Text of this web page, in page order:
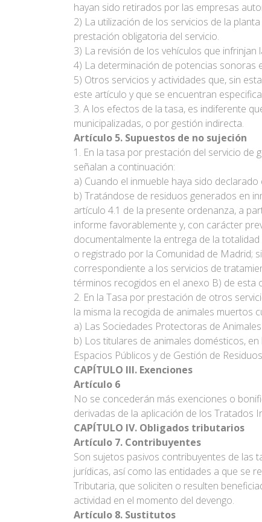
hayan sido retirados por las empresas
2) La utilización de los servicios de la
prestación obligatoria del servicio.
3) La revisión de los vehículos que
4) La determinación de potencias sonoras
5) Otros servicios y actividades que, sin
este artículo y que se encuentran
3. A los efectos de la tasa, es indiferente
municipalizadas, o por gestión indirecta.
Artículo 5. Supuestos de no sujeción
1. En la tasa por prestación del servicio
señalan a continuación:
a) Cuando el inmueble haya sido
b) Tratándose de residuos generados en
artículo 4.1 de la presente ordenanza, a
informe favorablemente y, con carácter
documentalmente la entrega de la
o registrado por la Comunidad de Madrid;
correspondiente a los servicios de
términos recogidos en el anexo B) de esta
2. En la Tasa por prestación de otros
la misma la recogida de animales muertos
a) Las Sociedades Protectoras de
b) Los titulares de animales domésticos,
Espacios Públicos y de Gestión de
CAPÍTULO III. Exenciones
Artículo 6
No se concederán más exenciones o
derivadas de la aplicación de los Tratados
CAPÍTULO IV. Obligados tributarios
Artículo 7. Contribuyentes
Son sujetos pasivos contribuyentes de las
jurídicas, así como las entidades a que se
Tributaria, que soliciten o resulten
actividad en el momento del devengo.
Artículo 8. Sustitutos